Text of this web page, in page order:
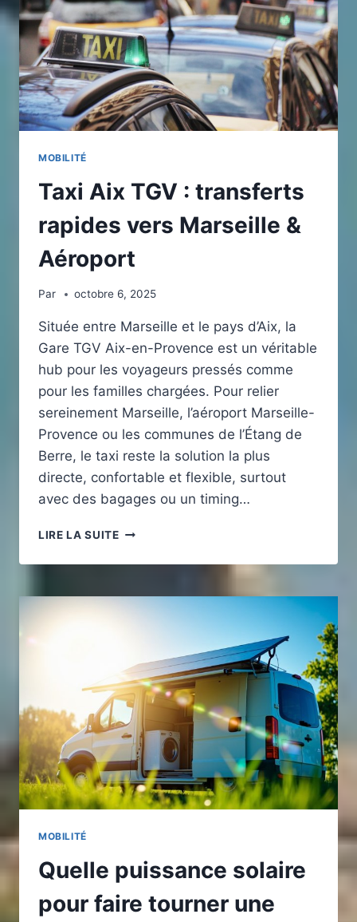
POUR
UNE
AUTONOMIE
ET
UN
DÉMARRAGE
OPTIMAL
MOBILITÉ
Taxi Aix TGV : transferts
rapides vers Marseille &
Aéroport
Par octobre 6, 2025
Située entre Marseille et le pays d’Aix, la
Gare TGV Aix-en-Provence est un véritable
hub pour les voyageurs pressés comme
pour les familles chargées. Pour relier
sereinement Marseille, l’aéroport Marseille-
Provence ou les communes de l’Étang de
Berre, le taxi reste la solution la plus
directe, confortable et flexible, surtout
avec des bagages ou un timing…
LIRE LA SUITETAXI
TGV
TRANSFERTS
AÉROPORT
MOBILITÉ
Quelle puissance solaire
pour faire tourner une